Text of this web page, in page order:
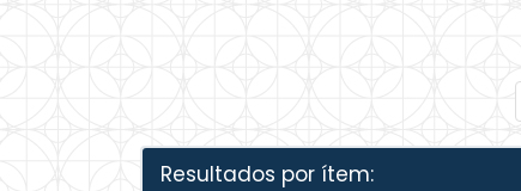
Resultados por ítem: